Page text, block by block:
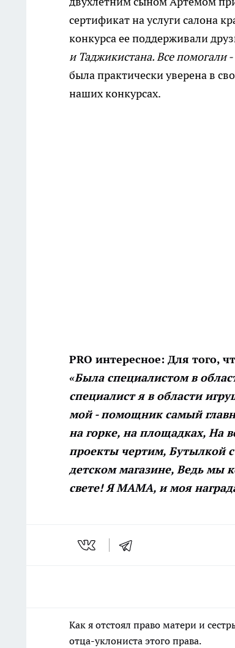
сертификат на услуги салона
конкурса ее поддерживали
и Таджикистана. Все помогали
была практически уверена в
наших конкурсах.
PRO интересное: Для того,
«Была специалистом в
специалист я в области
мой - помощник самый
на горке, на площадках, На
проекты чертим, Бутылкой
детском магазине, Ведь мы
свете! Я МАМА, и моя
Как я отстоял право матери и
отца-уклониста этого права.